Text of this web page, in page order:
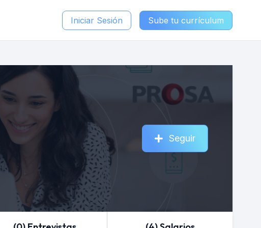
Iniciar Sesión Sube tu currículum
Seguir